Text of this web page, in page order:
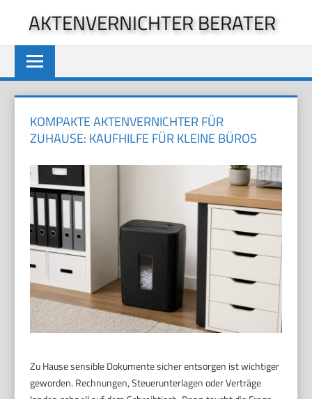
springen
AKTENVERNICHTER BERATER
KOMPAKTE AKTENVERNICHTER FÜR
ZUHAUSE: KAUFHILFE FÜR KLEINE BÜROS
Zu Hause sensible Dokumente sicher entsorgen ist wichtiger
geworden. Rechnungen, Steuerunterlagen oder Verträge